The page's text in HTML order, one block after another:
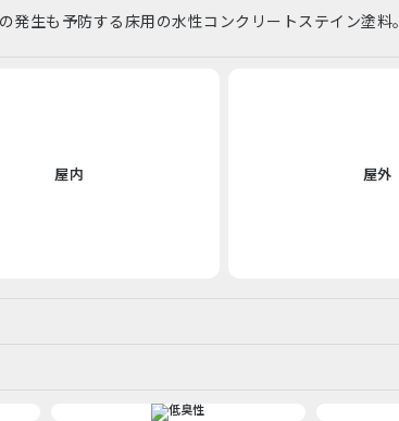
生も予防する床用の水性コンクリートステイン塗料。
屋内 屋外